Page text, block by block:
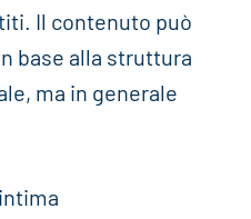
Il contenuto può
base alla struttura
ma in generale